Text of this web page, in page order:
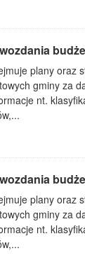
plany oraz
gminy za
nt.
plany oraz
gminy za
nt.